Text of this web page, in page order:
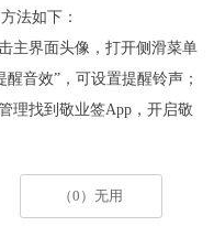
法如下：
主界面头像，打开侧滑菜单
音效”，可设置提醒铃声；
理找到敬业签App，开启敬
（0）无用